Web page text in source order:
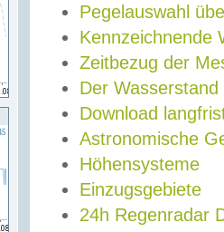
Pegelauswahl
Kennzeichnende
Zeitbezug der
Der Wasserstand
Download
Astronomische
Höhensysteme
Einzugsgebiete
24h Regenradar